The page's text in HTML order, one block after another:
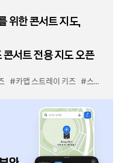
한 콘서트 지도,
서트 전용 지도 오픈
#카맵 스트레이 키즈 #스키즈 콘서트 지도